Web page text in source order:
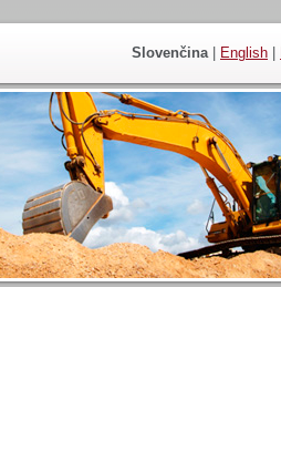
Slovenčina| English